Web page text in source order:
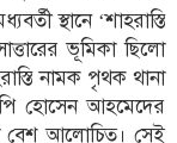
স্থানে ‘শাহরাস্তি
ভূমিকা ছিলো
নামক পৃথক থানা
হোসেন আহমেদের
বেশ আলোচিত। সেই